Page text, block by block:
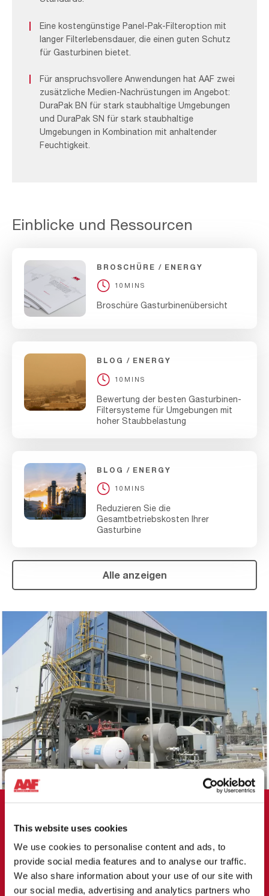
This website uses cookies
We use cookies to personalise content and ads, to
provide social media features and to analyse our traffic.
We also share information about your use of our site with
our social media, advertising and analytics partners who
Eine kostengünstige Panel-Pak-Filteroption mit
langer Filterlebensdauer, die einen guten Schutz
für Gasturbinen bietet.
Für anspruchsvollere Anwendungen hat AAF zwei
zusätzliche Medien-Nachrüstungen im Angebot:
DuraPak BN für stark staubhaltige Umgebungen
und DuraPak SN für stark staubhaltige
Umgebungen in Kombination mit anhaltender
Feuchtigkeit.
Einblicke und Ressourcen
BROSCHÜRE ENERGY
10MINS
Broschüre Gasturbinenübersicht
BLOG ENERGY
10MINS
Bewertung der besten Gasturbinen-
Filtersysteme für Umgebungen mit
hoher Staubbelastung
BLOG ENERGY
10MINS
Reduzieren Sie die
Gesamtbetriebskosten Ihrer
Gasturbine
Alle anzeigen
Das ASC-System von AAF wandelt
die GT-Leistung in den Vereinigten
Arabischen Emiraten um